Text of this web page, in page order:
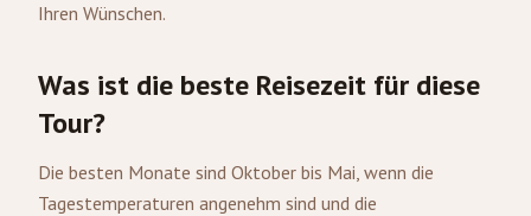
Ihren Wünschen.
Was ist die beste Reisezeit für diese
Tour?
Die besten Monate sind Oktober bis Mai, wenn die
Tagestemperaturen angenehm sind und die